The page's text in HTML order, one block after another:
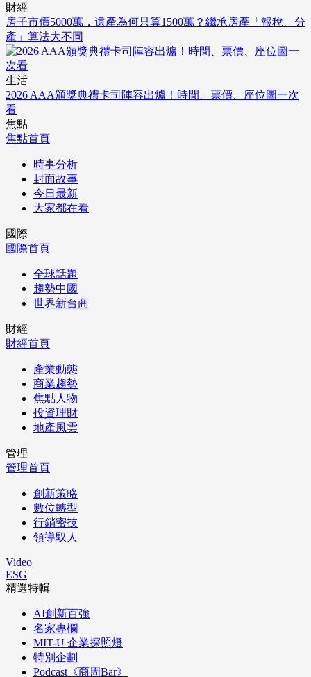
財經
房子市價5000萬，遺產為何只算1500萬？繼承房產「報稅、分
產」算法大不同
生活
2026 AAA頒獎典禮卡司陣容出爐！時間、票價、座位圖一次
看
焦點
焦點首頁
時事分析
封面故事
今日最新
大家都在看
國際
國際首頁
全球話題
趨勢中國
世界新台商
財經
財經首頁
產業動態
商業趨勢
焦點人物
投資理財
地產風雲
管理
管理首頁
創新策略
數位轉型
行銷密技
領導馭人
Video
ESG
精選特輯
AI創新百強
名家專欄
MIT-U 企業探照燈
特別企劃
Podcast《商周Bar》